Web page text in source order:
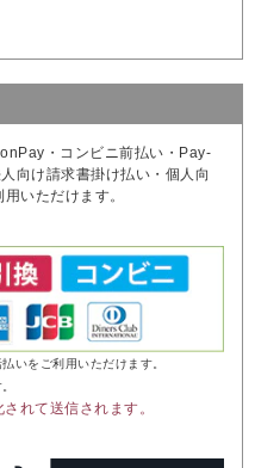
・コンビニ前払い・Pay-
向け請求書掛け払い・個人向
いただけます。
いをご利用いただけます。
れて送信されます。